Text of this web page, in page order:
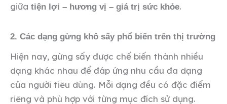
giữa tiện lợi – hương vị – giá trị sức khỏe.
2. Các dạng gừng khô sấy phổ biến trên thị trường
Hiện nay, gừng sấy được chế biến thành nhiều
dạng khác nhau để đáp ứng nhu cầu đa dạng
của người tiêu dùng. Mỗi dạng đều có đặc điểm
riêng và phù hợp với từng mục đích sử dụng.